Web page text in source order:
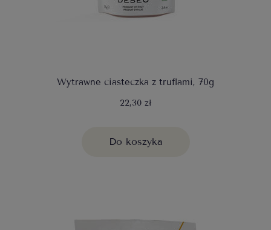
Wytrawne ciasteczka z truflami, 70g
22,30 zł
Do koszyka